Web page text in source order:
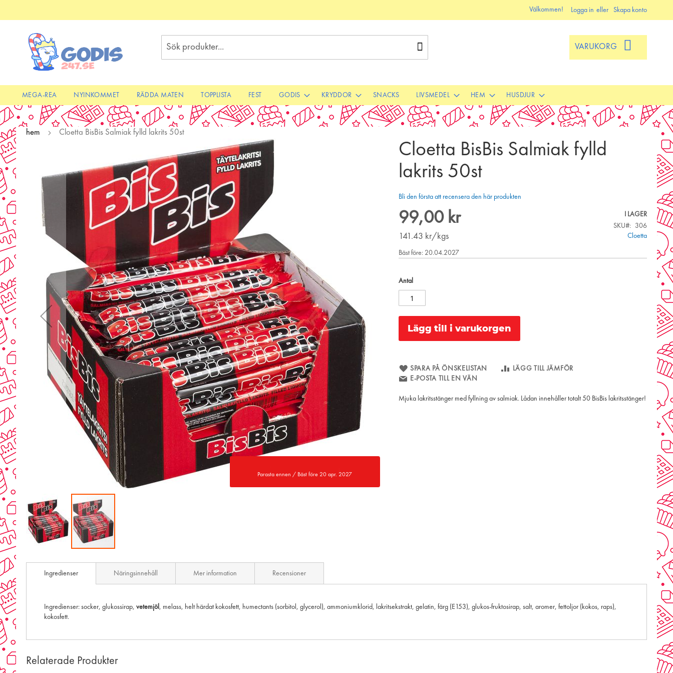
to
Välkommen! Logga in Skapa konto
VARUKORG
MEGA-REA NYINKOMMET RÄDDA MATEN TOPPLISTA FEST GODIS KRYDDOR SNACKS LIVSMEDEL HEM HUSDJUR
hem Cloetta BisBis Salmiak fylld lakrits 50st
images
gallery
Parasta ennen / Bäst före 20 apr. 2027
to
images
Cloetta BisBis Salmiak fylld
lakrits 50st
Bli den första att recensera den här produkten
99,00 kr
141.43 kr/kgs
I LAGER
SKU
306
Cloetta
Bäst före: 20.04.2027
Antal
Lägg till i varukorgen
SPARA PÅ ÖNSKELISTAN
LÄGG TILL JÄMFÖR
E-POSTA TILL EN VÄN
Mjuka lakritsstänger med fyllning av salmiak. Lådan innehåller totalt 50 BisBis lakritsstänger!
Ingredienser
Ingredienser: socker, glukossirap, vetemjöl , melass, helt härdat kokosfett, humectants (sorbitol, glycerol), ammoniumklorid, lakritsekstrakt, gelatin, färg (E153), glukos-fruktosirap, salt, aromer, fettoljor (kokos, raps),
kokosfett.
Näringsinnehåll Mer information Recensioner
Relaterade Produkter